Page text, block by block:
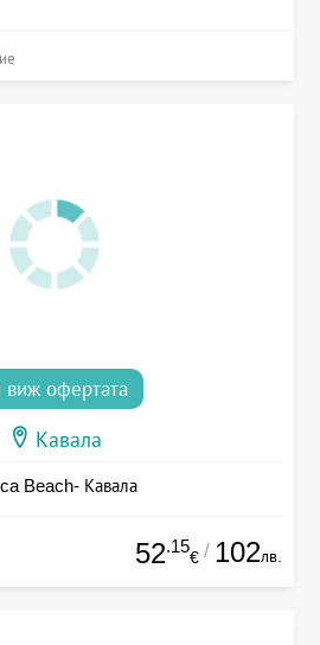
виж офертата
Кавала
Beach- Кавала
52.15
€ / 102лв.